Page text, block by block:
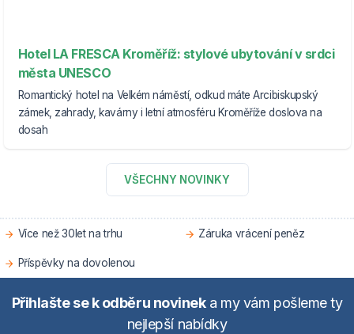
Hotel LA FRESCA Kroměříž: stylové ubytování v srdci
města UNESCO
Romantický hotel na Velkém náměstí, odkud máte Arcibiskupský
zámek, zahrady, kavárny i letní atmosféru Kroměříže doslova na
dosah
VŠECHNY NOVINKY
Více než 30let na trhu Záruka vrácení peněz
Příspěvky na dovolenou
Přihlašte se k odběru novineka my vám pošleme ty
nejlepší nabídky